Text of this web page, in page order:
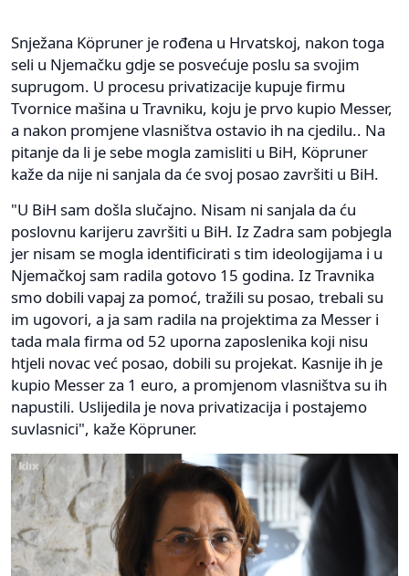
Snježana Köpruner je rođena u Hrvatskoj, nakon toga
seli u Njemačku gdje se posvećuje poslu sa svojim
suprugom. U procesu privatizacije kupuje firmu
Tvornice mašina u Travniku, koju je prvo kupio Messer,
a nakon promjene vlasništva ostavio ih na cjedilu.. Na
pitanje da li je sebe mogla zamisliti u BiH, Köpruner
kaže da nije ni sanjala da će svoj posao završiti u BiH.
"U BiH sam došla slučajno. Nisam ni sanjala da ću
poslovnu karijeru završiti u BiH. Iz Zadra sam pobjegla
jer nisam se mogla identificirati s tim ideologijama i u
Njemačkoj sam radila gotovo 15 godina. Iz Travnika
smo dobili vapaj za pomoć, tražili su posao, trebali su
im ugovori, a ja sam radila na projektima za Messer i
tada mala firma od 52 uporna zaposlenika koji nisu
htjeli novac već posao, dobili su projekat. Kasnije ih je
kupio Messer za 1 euro, a promjenom vlasništva su ih
napustili. Uslijedila je nova privatizacija i postajemo
suvlasnici", kaže Köpruner.